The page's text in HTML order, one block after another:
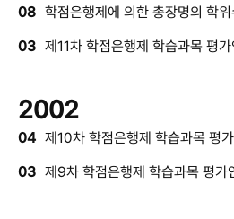
08 학점은행제에 의한 총장명의 학
03 제11차 학점은행제 학습과목 평
2002
04 제10차 학점은행제 학습과목 평
03 제9차 학점은행제 학습과목 평가